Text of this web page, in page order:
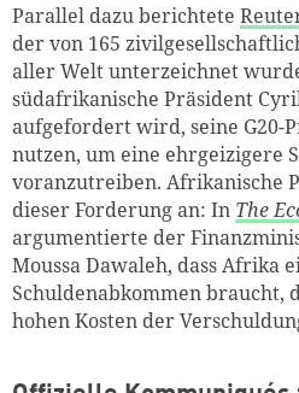
Parallel dazu berichtete
der von 165
aller Welt unterzeichnet
südafrikanische Präsident
aufgefordert wird, seine G20-
nutzen, um eine ehrgeizigere
voranzutreiben. Afrikanische
dieser Forderung an: In The
argumentierte der
Moussa Dawaleh, dass Afrika
Schuldenabkommen braucht,
hohen Kosten der